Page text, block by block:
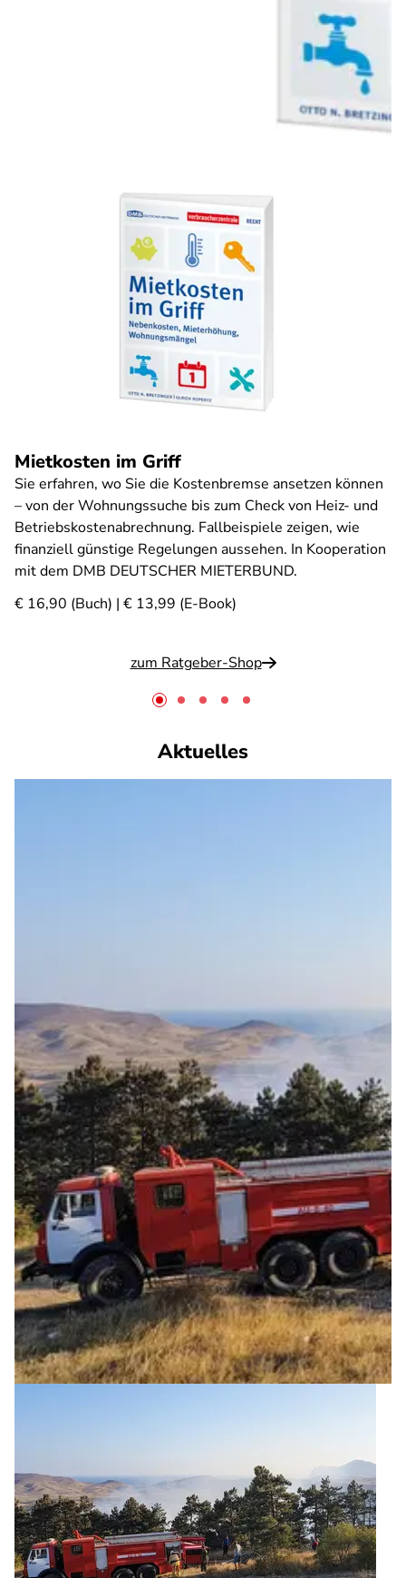
Mietkosten im Griff
Sie erfahren, wo Sie die Kostenbremse ansetzen können
– von der Wohnungssuche bis zum Check von Heiz- und
Betriebskostenabrechnung. Fallbeispiele zeigen, wie
finanziell günstige Regelungen aussehen. In Kooperation
mit dem DMB DEUTSCHER MIETERBUND.
€ 16,90 (Buch) | € 13,99 (E-Book)
zum Ratgeber-Shop
Aktuelles